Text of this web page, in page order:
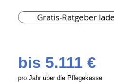
Gratis-Ratgeber
bis 5.111 €
pro Jahr über die Pflegekasse